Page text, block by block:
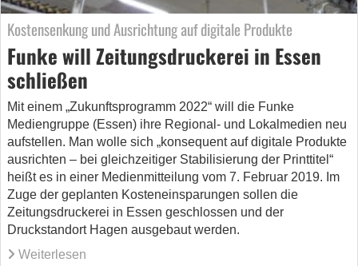
Kostensenkung und Ausrichtung auf digitale Produkte
Funke will Zeitungsdruckerei in Essen
schließen
Mit einem „Zukunftsprogramm 2022“ will die Funke
Mediengruppe (Essen) ihre Regional- und Lokalmedien neu
aufstellen. Man wolle sich „konsequent auf digitale Produkte
ausrichten – bei gleichzeitiger Stabilisierung der Printtitel“
heißt es in einer Medienmitteilung vom 7. Februar 2019. Im
Zuge der geplanten Kosteneinsparungen sollen die
Zeitungsdruckerei in Essen geschlossen und der
Druckstandort Hagen ausgebaut werden.
Weiterlesen